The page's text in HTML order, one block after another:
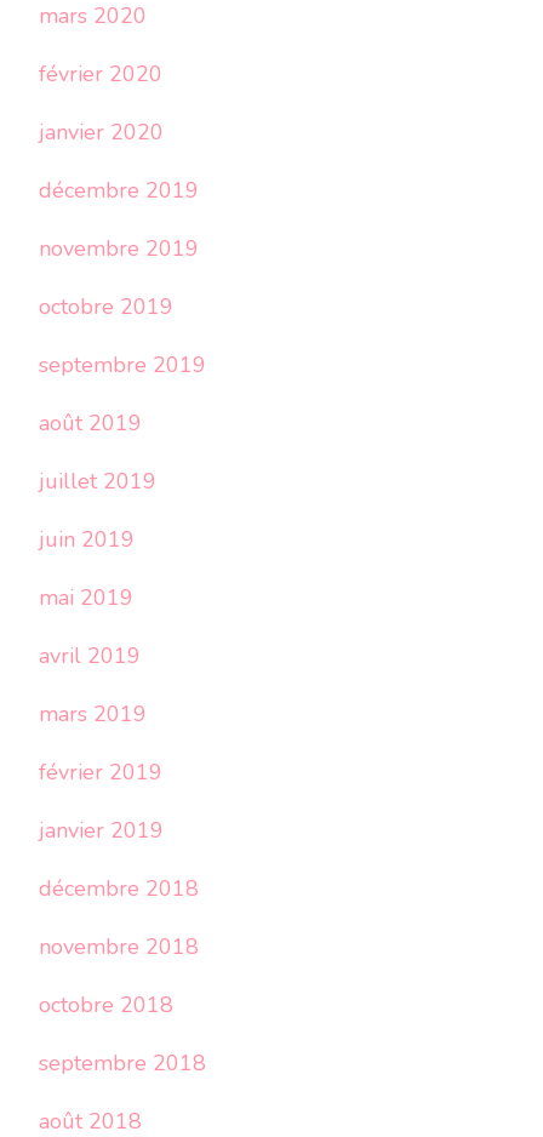
mars 2020
février 2020
janvier 2020
décembre 2019
novembre 2019
octobre 2019
septembre 2019
août 2019
juillet 2019
juin 2019
mai 2019
avril 2019
mars 2019
février 2019
janvier 2019
décembre 2018
novembre 2018
octobre 2018
septembre 2018
août 2018